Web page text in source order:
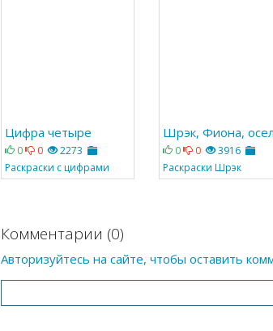
Цифра четыре
0 0
2273
Раскраски с цифрами
0 0
3916
Раскраски Шрэк
Комментарии (0)
Авторизуйтесь на сайте, чтобы оставить